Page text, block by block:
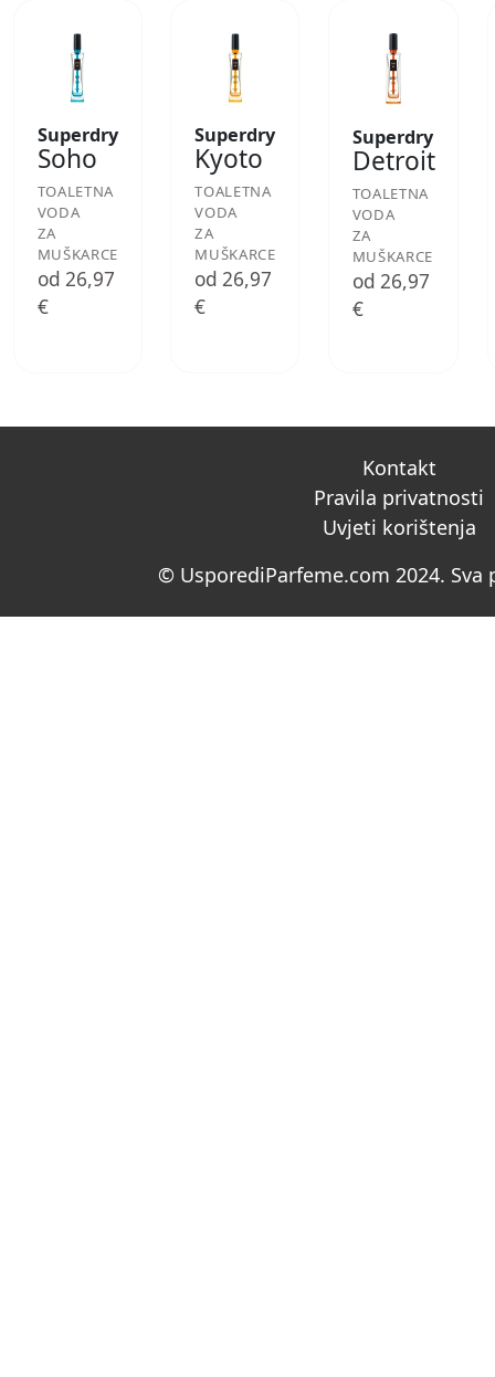
Superdry
Soho
TOALETNA
VODA
ZA
MUŠKARCE
od 26,97
€
Superdry
Kyoto
TOALETNA
VODA
ZA
MUŠKARCE
od 26,97
€
Superdry
Detroit
TOALETNA
VODA
ZA
MUŠKARCE
od 26,97
€
Kontakt
Pravila privatnosti
Uvjeti korištenja
© UsporediParfeme.com 2024. Sva